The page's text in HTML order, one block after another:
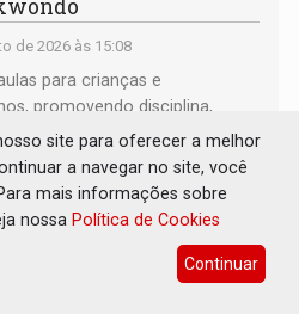
de 2026 às 15:08
para crianças e
promovendo disciplina,
por meio do esporte
site para oferecer a melhor
a navegar no site, você
mais informações sobre
nossa Política de Cookies
Continuar